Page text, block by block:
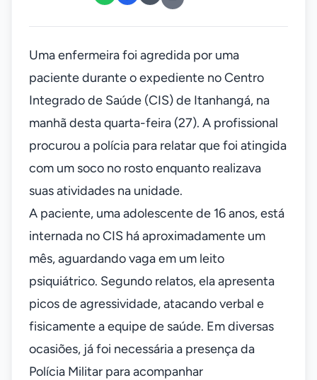
Uma enfermeira foi agredida por uma
paciente durante o expediente no Centro
Integrado de Saúde (CIS) de Itanhangá, na
manhã desta quarta-feira (27). A profissional
procurou a polícia para relatar que foi atingida
com um soco no rosto enquanto realizava
suas atividades na unidade.
A paciente, uma adolescente de 16 anos, está
internada no CIS há aproximadamente um
mês, aguardando vaga em um leito
psiquiátrico. Segundo relatos, ela apresenta
picos de agressividade, atacando verbal e
fisicamente a equipe de saúde. Em diversas
ocasiões, já foi necessária a presença da
Polícia Militar para acompanhar